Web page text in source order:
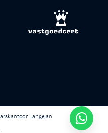
Langejan